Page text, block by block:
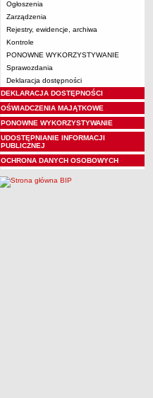
Ogłoszenia
Zarządzenia
Rejestry, ewidencje, archiwa
Kontrole
PONOWNE WYKORZYSTYWANIE
Sprawozdania
Deklaracja dostępności
DEKLARACJA DOSTĘPNOŚCI
OŚWIADCZENIA MAJĄTKOWE
PONOWNE WYKORZYSTYWANIE
UDOSTĘPNIANIE INFORMACJI
PUBLICZNEJ
OCHRONA DANYCH OSOBOWYCH